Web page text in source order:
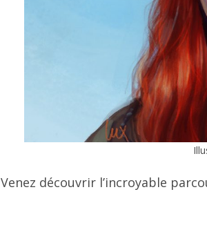
Venez découvrir l’incroyable